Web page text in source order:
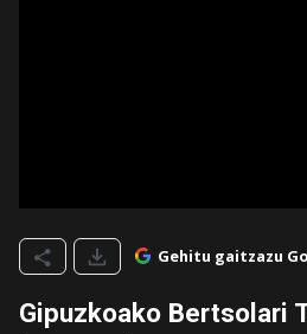
Gehitu gaitzazu
Gipuzkoako Bertsolari